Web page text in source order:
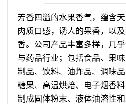
芳香四溢的水果香气，蕴含
肉质口感，诱人的果香，以
香。公司产品丰富多样，几
与药品行业；包括食品、果
制品、饮料、油炸品、调味
糖果、高温烘焙、电子烟香
制成固体粉末、液体油溶性和